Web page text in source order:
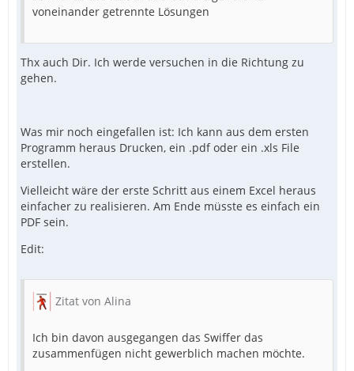
voneinander getrennte Lösungen
Thx auch Dir. Ich werde versuchen in die Richtung zu
gehen.
Was mir noch eingefallen ist: Ich kann aus dem ersten
Programm heraus Drucken, ein .pdf oder ein .xls File
erstellen.
Vielleicht wäre der erste Schritt aus einem Excel heraus
einfacher zu realisieren. Am Ende müsste es einfach ein
PDF sein.
Edit:
Zitat von Alina
Ich bin davon ausgegangen das Swiffer das
zusammenfügen nicht gewerblich machen möchte.